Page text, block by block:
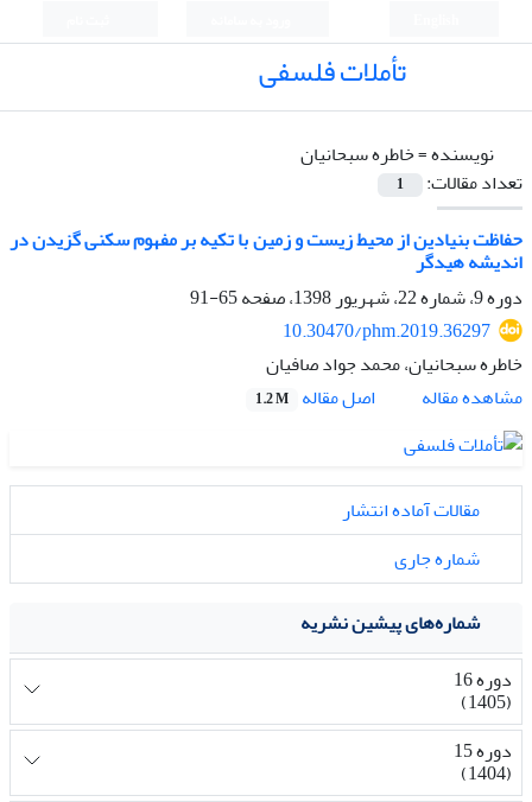
تأملات فلسفی
نویسنده =خاطره سبحانیان
تعداد مقالات:
1
حفاظت بنیادین از محیط زیست و زمین با تکیه بر مفهوم سکنی گزیدن در
اندیشه هیدگر
دوره 9، شماره 22، شهریور 1398، صفحه
65-91
10.30470/phm.2019.36297
خاطره سبحانیان، محمد جواد صافیان
مشاهده مقاله
اصل مقاله 1.2 M
مقالات آماده انتشار
شماره جاری
شماره‌های پیشین نشریه
دوره 16
(1405)
دوره 15
(1404)